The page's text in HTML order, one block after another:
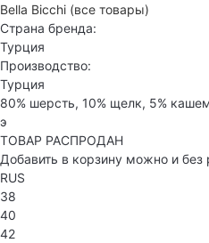
Bella Bicchi (все товары)
Страна бренда:
Турция
Производство:
Турция
80% шерсть, 10% щелк, 5%
э
ТОВАР РАСПРОДАН
Добавить в корзину можно и без
RUS
38
40
42